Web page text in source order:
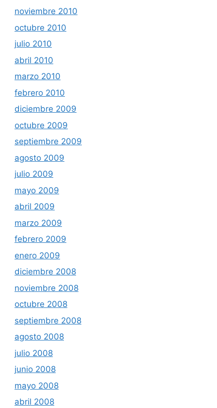
noviembre 2010
octubre 2010
julio 2010
abril 2010
marzo 2010
febrero 2010
diciembre 2009
octubre 2009
septiembre 2009
agosto 2009
julio 2009
mayo 2009
abril 2009
marzo 2009
febrero 2009
enero 2009
diciembre 2008
noviembre 2008
octubre 2008
septiembre 2008
agosto 2008
julio 2008
junio 2008
mayo 2008
abril 2008